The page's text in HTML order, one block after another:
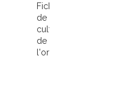
Fiche
de
culture
de
l'orchidée...